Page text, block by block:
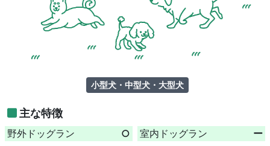
小型犬・中型犬・大型犬
主な特徴
野外ドッグラン ○ 室内ドッグラン
ー